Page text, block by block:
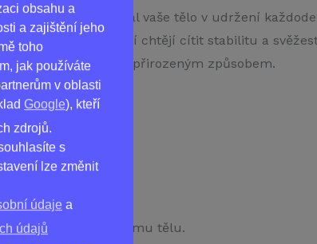
obsahu a
a zajištění jeho
toho
jak používáte
v oblasti
Google), kteří
zdrojů.
s
lze změnit
údaje a
údajů
tak, aby podporoval vaše tělo v udržení
řešení pro ty, kteří chtějí cítit stabilitu a
každodenní funkce přirozeným způsobem.
dne.
úkolů.
použití.
jsou šetrné k vašemu tělu.